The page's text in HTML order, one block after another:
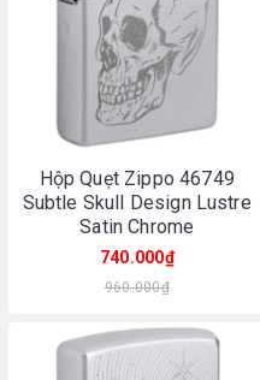
Hộp Quẹt Zippo 46749
Subtle Skull Design Lustre
Satin Chrome
740.000₫
960.000₫